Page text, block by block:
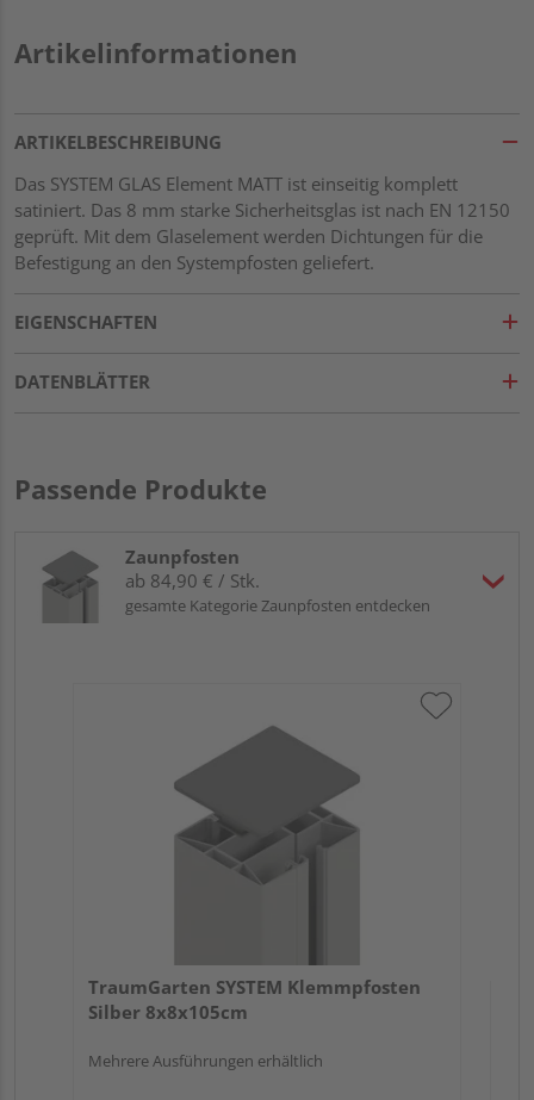
Artikelinformationen
ARTIKELBESCHREIBUNG
Das SYSTEM GLAS Element MATT ist einseitig komplett
satiniert. Das 8 mm starke Sicherheitsglas ist nach EN 12150
geprüft. Mit dem Glaselement werden Dichtungen für die
Befestigung an den Systempfosten geliefert.
EIGENSCHAFTEN
DATENBLÄTTER
Passende Produkte
Zaunpfosten
ab 84,90 € / Stk.
gesamte Kategorie Zaunpfosten entdecken
TraumGarten SYSTEM Klemmpfosten
Silber 8x8x105cm
Mehrere Ausführungen erhältlich